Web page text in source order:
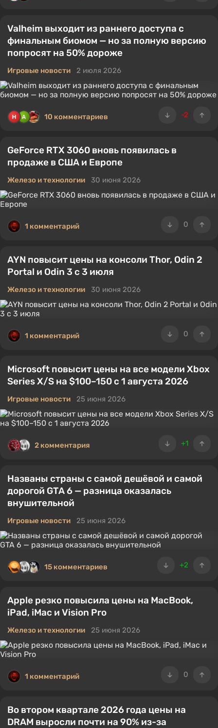
Valheim выходит из раннего доступа с
финальным биомом — но за полную версию
попросят на 50% дороже
Игровые новости 2 июля 2026
-2
10 комментариев
GeForce RTX 3060 вновь появилась в
продаже в США и Европе
Железо и технологии 30 июня 2026
0
1 комментарий
AYN повысит цены на консоли Thor, Odin 2
Portal и Odin 3 с 3 июля
Железо и технологии 30 июня 2026
0
1 комментарий
Microsoft повысит цены на все модели Xbox
Series X/S на $100–150 с 1 августа 2026
Игровые новости 25 июня 2026
+1
2 комментария
Названы страны с самой дешёвой и самой
дорогой GTA 6 — разница оказалась
внушительной
Игровые новости 25 июня 2026
+2
15 комментариев
Apple резко повысила цены на MacBook,
iPad, iMac и Vision Pro
Железо и технологии 25 июня 2026
0
1 комментарий
Во втором квартале 2026 года цены на
DRAM выросли почти на 90% из-за